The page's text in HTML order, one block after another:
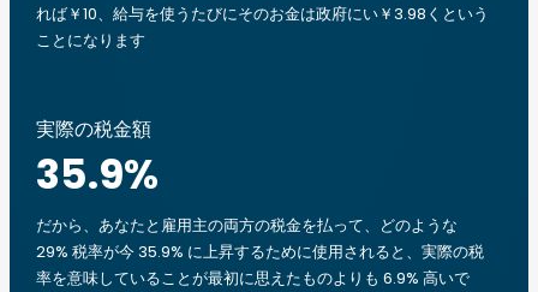
れば￥10、給与を使うたびにそのお金は政府にい￥3.98くという
ことになります
実際の税金額
35.9%
だから、あなたと雇用主の両方の税金を払って、どのような
29% 税率が今 35.9% に上昇するために使用されると、実際の税
率を意味していることが最初に思えたものよりも 6.9% 高いで